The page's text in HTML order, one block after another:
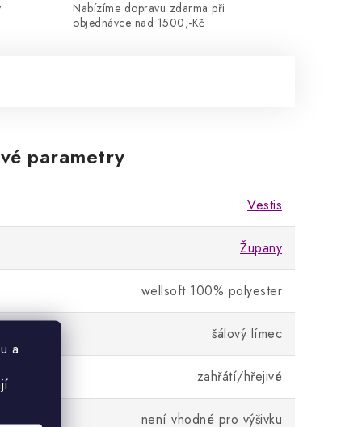
a
Nabízíme dopravu zdarma při
objednávce nad 1500,-Kč
parametry
Vestis
Župany
wellsoft 100% polyester
šálový límec
zahřátí/hřejivé
není vhodné pro výšivku